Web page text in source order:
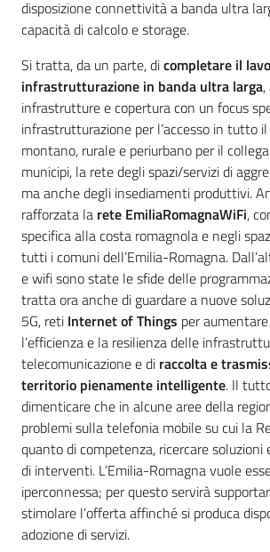
disposizione connettività a banda ultra
capacità di calcolo e storage.
Si tratta, da un parte, dicompletare il
infrastrutturazione in banda ultra larga
infrastrutture e copertura con un focus
infrastrutturazione per l’accesso in tutto
montano, rurale e periurbano per il
municipi, la rete degli spazi/servizi di
ma anche degli insediamenti produttivi.
rafforzata la rete EmiliaRomagnaWiFi,
specifica alla costa romagnola e negli
tutti i comuni dell’Emilia-Romagna.
e wifi sono state le sfide delle
tratta ora anche di guardare a nuove
5G, reti Internet of Things per
l’efficienza e la resilienza delle
telecomunicazione e di raccolta e
territorio pienamente intelligente. Il
dimenticare che in alcune aree della
problemi sulla telefonia mobile su cui la
quanto di competenza, ricercare soluzioni
di interventi. L’Emilia-Romagna vuole
iperconnessa; per questo servirà
stimolare l’offerta affinché si produca
adozione di servizi.